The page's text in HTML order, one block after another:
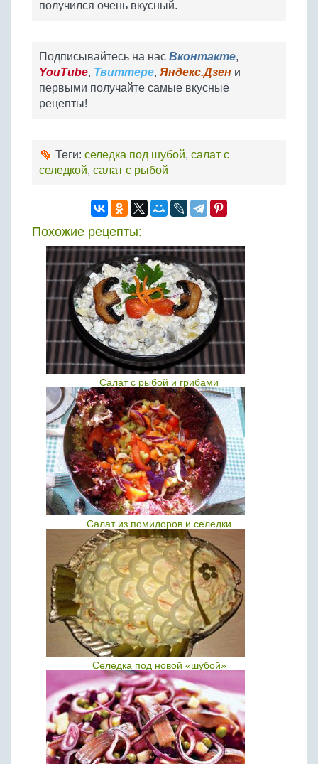
получился очень вкусный.
Подписывайтесь на нас Вконтакте,
YouTube, Твиттере, Яндекс.Дзен и
первыми получайте самые вкусные
рецепты!
Теги: селедка под шубой, салат с
селедкой, салат с рыбой
Похожие рецепты:
Салат с рыбой и грибами
Салат из помидоров и селедки
Селедка под новой «шубой»